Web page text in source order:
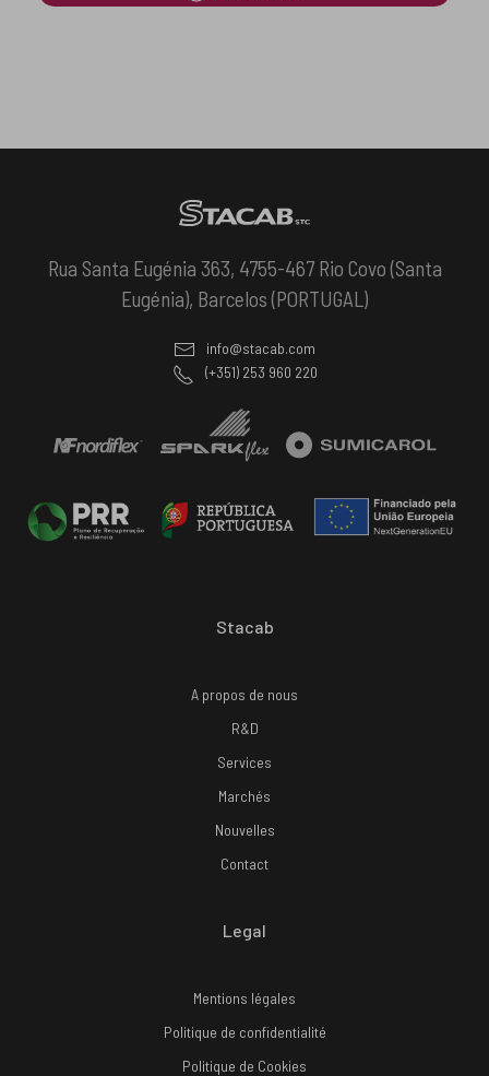
Rua Santa Eugénia 363, 4755-467 Rio Covo (Santa
Eugénia), Barcelos (PORTUGAL)
info@stacab.com
(+351) 253 960 220
Stacab
A propos de nous
R&D
Services
Marchés
Nouvelles
Contact
Legal
Mentions légales
Politique de confidentialité
Politique de Cookies